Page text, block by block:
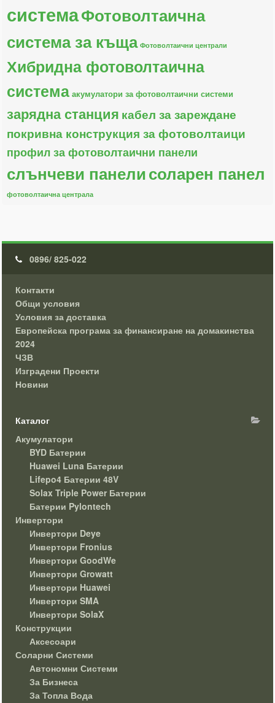
системаФотоволтаична
система за къща Фотоволтаични централи
Хибридна фотоволтаична
система акумулатори за фотоволтаични системи
зарядна станция кабел за зареждане
покривна конструкция за фотоволтаици
профил за фотоволтаични панели
слънчеви панелисоларен панел
фотоволтаична централа
0896/ 825-022
Контакти
Общи условия
Условия за доставка
Европейска програма за финансиране на домакинства
2024
ЧЗВ
Изградени Проекти
Новини
Каталог
Акумулатори
BYD Батерии
Huawei Luna Батерии
Lifepo4 Батерии 48V
Solax Triple Power Батерии
Батерии Pylontech
Инвертори
Инвертори Deye
Инвертори Fronius
Инвертори GoodWe
Инвертори Growatt
Инвертори Huawei
Инвертори SMA
Инвертори SolaX
Конструкции
Аксесоари
Соларни Системи
Автономни Системи
За Бизнеса
За Топла Вода